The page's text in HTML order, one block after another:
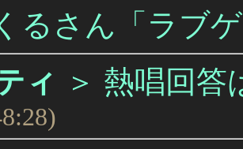
るさん「ラブ
ィ ＞ 熱唱回答